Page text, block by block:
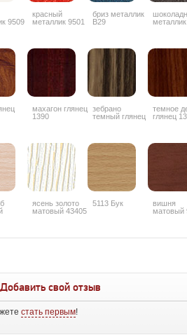
9509
красный
металлик 9501
бриз металлик
B29
металлик
махагон глянец
1390
зебрано
темный глянец
темное
глянец
ясень золото
матовый 43405
5113 Бук
вишня
матовый
Добавить свой отзыв
стать первым!